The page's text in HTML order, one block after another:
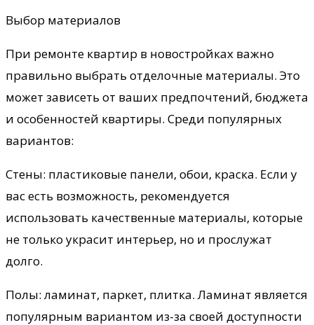
Выбор материалов
При ремонте квартир в новостройках важно
правильно выбрать отделочные материалы. Это
может зависеть от ваших предпочтений, бюджета
и особенностей квартиры. Среди популярных
вариантов:
Стены: пластиковые панели, обои, краска. Если у
вас есть возможность, рекомендуется
использовать качественные материалы, которые
не только украсит интерьер, но и прослужат
долго.
Полы: ламинат, паркет, плитка. Ламинат является
популярным вариантом из-за своей доступности